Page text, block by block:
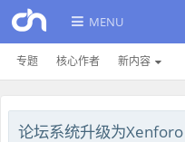
MENU
专题 核心作者 新内容
论坛系统升级为Xenforo